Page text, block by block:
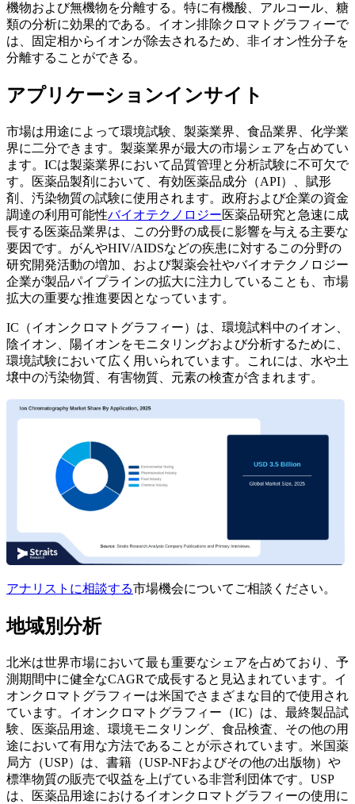
機物および無機物を分離する。特に有機酸、アルコール、糖
類の分析に効果的である。イオン排除クロマトグラフィーで
は、固定相からイオンが除去されるため、非イオン性分子を
分離することができる。
アプリケーションインサイト
市場は用途によって環境試験、製薬業界、食品業界、化学業
界に二分できます。製薬業界が最大の市場シェアを占めてい
ます。ICは製薬業界において品質管理と分析試験に不可欠で
す。医薬品製剤において、有効医薬品成分（API）、賦形
剤、汚染物質の試験に使用されます。政府および企業の資金
調達の利用可能性バイオテクノロジー医薬品研究と急速に成
長する医薬品業界は、この分野の成長に影響を与える主要な
要因です。がんやHIV/AIDSなどの疾患に対するこの分野の
研究開発活動の増加、および製薬会社やバイオテクノロジー
企業が製品パイプラインの拡大に注力していることも、市場
拡大の重要な推進要因となっています。
IC（イオンクロマトグラフィー）は、環境試料中のイオン、
陰イオン、陽イオンをモニタリングおよび分析するために、
環境試験において広く用いられています。これには、水や土
壌中の汚染物質、有害物質、元素の検査が含まれます。
アナリストに相談する市場機会についてご相談ください。
地域別分析
北米は世界市場において最も重要なシェアを占めており、予
測期間中に健全なCAGRで成長すると見込まれています。イ
オンクロマトグラフィーは米国でさまざまな目的で使用され
ています。イオンクロマトグラフィー（IC）は、最終製品試
験、医薬品用途、環境モニタリング、食品検査、その他の用
途において有用な方法であることが示されています。米国薬
局方（USP）は、書籍（USP-NFおよびその他の出版物）や
標準物質の販売で収益を上げている非営利団体です。USP
は、医薬品用途におけるイオンクロマトグラフィーの使用に